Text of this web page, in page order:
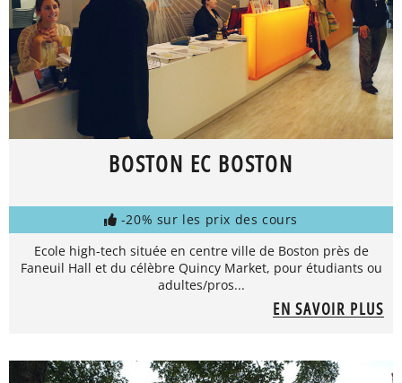
BOSTON EC BOSTON
-20% sur les prix des cours
Ecole high-tech située en centre ville de Boston près de
Faneuil Hall et du célèbre Quincy Market, pour étudiants ou
adultes/pros...
EN SAVOIR PLUS